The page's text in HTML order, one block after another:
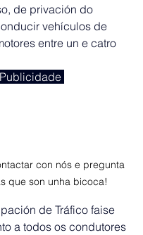
de privación do
vehículos de
entre un e catro
Publicidade
con nós e pregunta
que son unha bicoca!
de Tráfico faise
a todos os condutores